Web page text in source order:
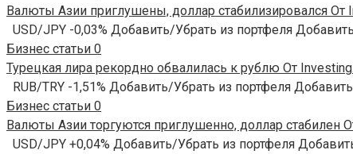
Валюты Азии приглушены, доллар стабилизировался От
USD/JPY -0,03% Добавить/Убрать из портфеля
Бизнес статьи 0
Турецкая лира рекордно обвалилась к рублю От
RUB/TRY -1,51% Добавить/Убрать из портфеля
Бизнес статьи 0
Валюты Азии торгуются приглушенно, доллар стабилен
USD/JPY +0,04% Добавить/Убрать из портфеля